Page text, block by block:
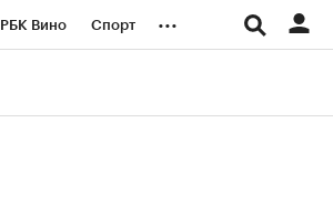
РБК Вино Спорт ...